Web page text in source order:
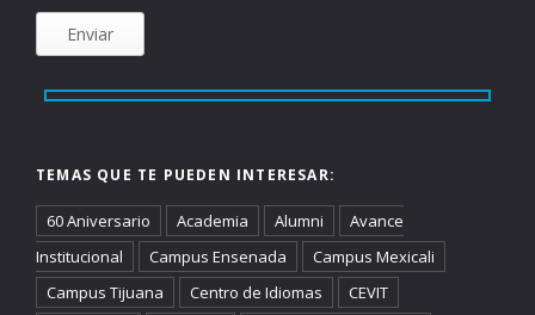
TEMAS QUE TE PUEDEN INTERESAR:
60 Aniversario Academia Alumni
Avance
Institucional
Campus Ensenada
Campus Mexicali
Campus Tijuana
Centro de Idiomas
CEVIT